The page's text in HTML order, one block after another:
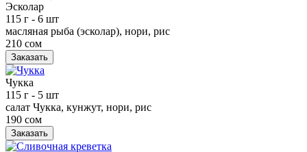
Эсколар
115 г - 6 шт
масляная рыба (эсколар), нори, рис
210 сом
Заказать
Чукка
115 г - 5 шт
салат Чукка, кунжут, нори, рис
190 сом
Заказать